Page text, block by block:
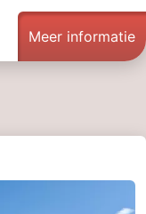
Meer informatie